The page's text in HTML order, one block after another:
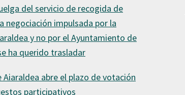
del servicio de recogida de
negociación impulsada por la
y no por el Ayuntamiento de
ha querido trasladar
Aiaraldea abre el plazo de votación
participativos